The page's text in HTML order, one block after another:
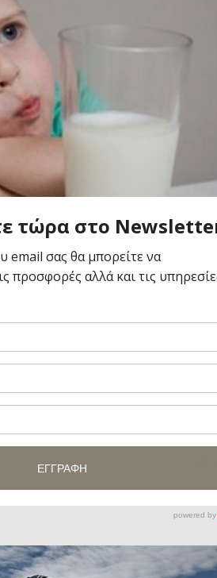
προς τους
παιδιά τους δεν θέλουν είτε δεν
να διασφαλίζει στο παιδί όλα
ανάπτυξη και τη μέγιστη